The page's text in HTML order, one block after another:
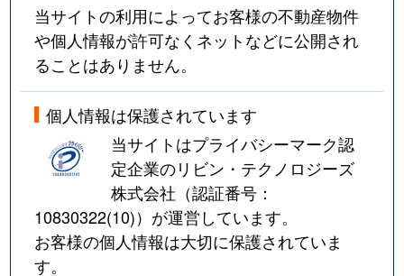
当サイトの利用によってお客様の不動産物件
や個人情報が許可なくネットなどに公開され
ることはありません。
個人情報は保護されています
当サイトはプライバシーマーク認
定企業のリビン・テクノロジーズ
株式会社（認証番号：
10830322(10)）が運営しています。
お客様の個人情報は大切に保護されていま
す。